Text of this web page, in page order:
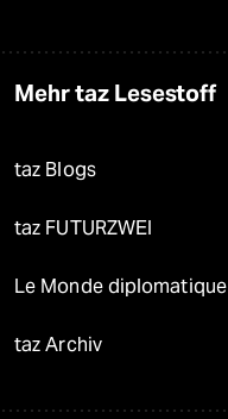
Mehr taz Lesestoff
taz Blogs
taz FUTURZWEI
Le Monde diplomatique
taz Archiv